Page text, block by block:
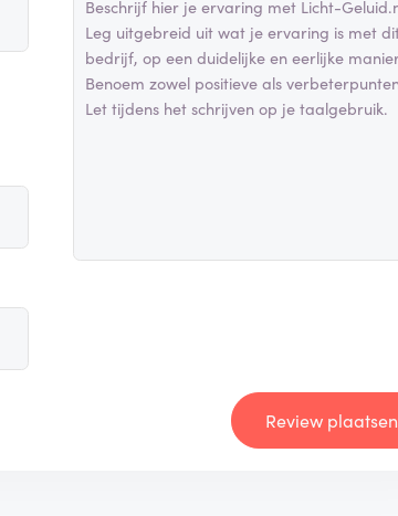
Review plaatsen